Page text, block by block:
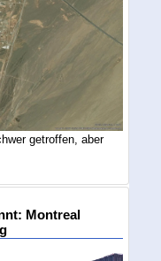
getroffen, aber
Montreal